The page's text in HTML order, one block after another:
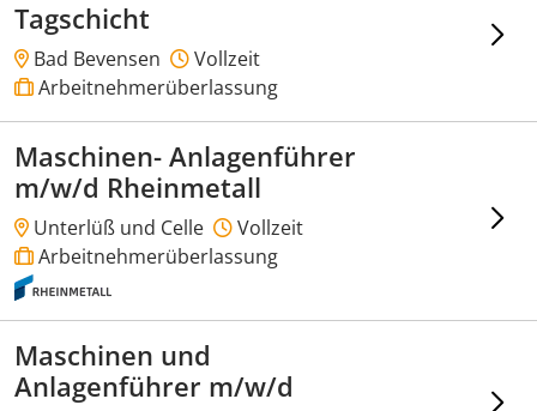
Tagschicht
Bad Bevensen
Vollzeit
Arbeitnehmerüberlassung
Maschinen- Anlagenführer
m/w/d Rheinmetall
Unterlüß und Celle
Vollzeit
Arbeitnehmerüberlassung
Maschinen und
Anlagenführer m/w/d